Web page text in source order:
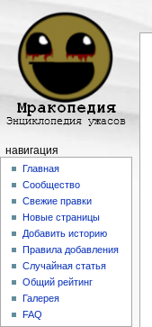
навигация
Главная
Сообщество
Свежие правки
Новые страницы
Добавить историю
Правила добавления
Случайная статья
Общий рейтинг
Галерея
FAQ